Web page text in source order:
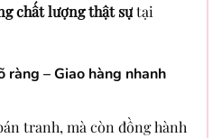
chất lượng thật sựtại
ràng – Giao hàng nhanh
tranh, mà còn đồng hành